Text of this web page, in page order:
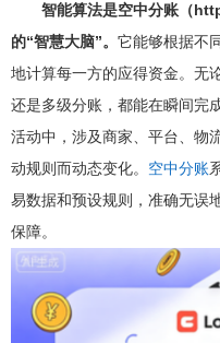
智能算法是空中分账（
的“智慧大脑”。 它能够根据不
地计算每一方的应得资金。无
还是多级分账，都能在瞬间完
活动中，涉及商家、平台、物
动规则而动态变化。 空中分账
易数据和预设规则，准确无误
保障。